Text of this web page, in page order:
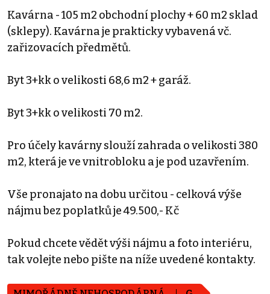
Kavárna - 105 m2 obchodní plochy + 60 m2 sklad
(sklepy). Kavárna je prakticky vybavená vč.
zařizovacích předmětů.
Byt 3+kk o velikosti 68,6 m2 + garáž.
Byt 3+kk o velikosti 70 m2.
Pro účely kavárny slouží zahrada o velikosti 380
m2, která je ve vnitrobloku a je pod uzavřením.
Vše pronajato na dobu určitou - celková výše
nájmu bez poplatků je 49.500,- Kč
Pokud chcete vědět výši nájmu a foto interiéru,
tak volejte nebo pište na níže uvedené kontakty.